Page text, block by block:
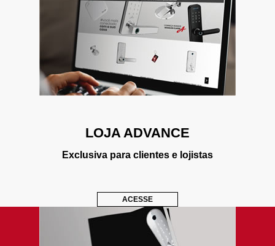
LOJA ADVANCE
Exclusiva para clientes e lojistas
ACESSE